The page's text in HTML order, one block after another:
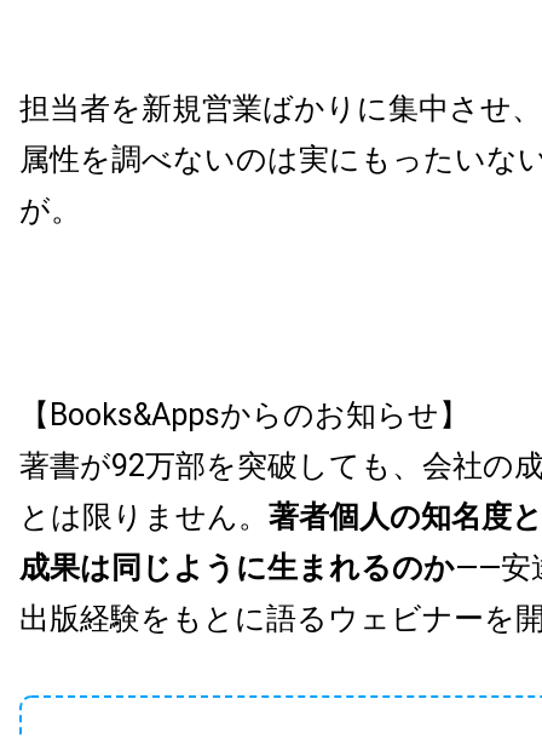
担当者を新規営業ばかりに集中させ
属性を調べないのは実にもったいな
が。
【Books&Appsからのお知らせ】
著書が92万部を突破しても、会社の
とは限りません。 著者個人の知名度
成果は同じように生まれるのか——安
出版経験をもとに語るウェビナーを